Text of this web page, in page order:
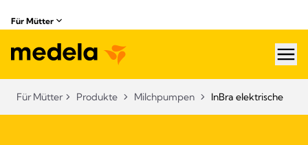
Für Mütter
Für Mütter Produkte Milchpumpen InBra elektrische